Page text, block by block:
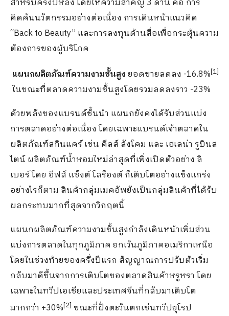
คิดค้นนวัตกรรมอย่างต่อเนื่อง การเดินหน้าแนวคิด
“Back to Beauty” และการลงทุนด้านสื่อเพื่อกระตุ้นความ
ต้องการของผู้บริโภค
แผนกผลิตภัณฑ์ความงามชั้นสูงยอดขายลดลง -16.8%[1]
ในขณะที่ตลาดความงามชั้นสูงโดยรวมลดลงราว -23%
ด้วยพลังของแบรนด์ชั้นนำ แผนกยังคงได้รับส่วนแบ่ง
การตลาดอย่างต่อเนื่อง โดยเฉพาะแบรนด์เจ้าตลาดใน
ผลิตภัณฑ์สกินแคร์ เช่น คีลส์ ลังโคม และ เฮเลน่า รูบินส
ไตน์ ผลิตภัณฑ์น้ำหอมใหม่ล่าสุดที่เพิ่งเปิดตัวอย่าง ลิ
เบอร์ โดย อีฟส์ แซ็งต์ โลร็องต์ ก็เติบโตอย่างแข็งแกร่ง
อย่างไรก็ตาม สินค้ากลุ่มเมคอัพยังเป็นกลุ่มสินค้าที่ได้รับ
ผลกระทบมากที่สุดจากวิกฤตนี้
แผนกผลิตภัณฑ์ความงามชั้นสูงกำลังเดินหน้าเพิ่มส่วน
แบ่งการตลาดในทุกภูมิภาค ยกเว้นภูมิภาคอเมริกาเหนือ
โดยในช่วงท้ายของครึ่งปีแรก สัญญาณการปรับตัวเริ่ม
กลับมาดีขึ้นจากการเติบโตของตลาดสินค้าหรูหรา โดย
เฉพาะในทวีปเอเชียและประเทศจีนที่กลับมาเติบโต
มากกว่า +30%[2] ขณะที่ฝั่งตะวันตกเช่นทวีปยุโรป